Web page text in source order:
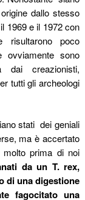
dallo stesso
1969 e il 1972 con
risultarono poco
ovviamente sono
dai creazionisti,
tutti gli archeologi
stati dei geniali
ma è accertato
molto prima di noi
da un T. rex,
di una digestione
fagocitato una